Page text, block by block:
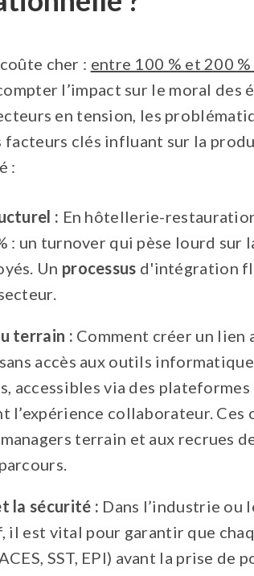
cher : entre 100 % et 200
l’impact sur le moral des
en tension, les
clés influant sur la
:
: En hôtellerie-
: un turnover qui pèse lourd
Un processus d'intégration
terrain : Comment créer un lien
accès aux outils
accessibles via des
l’expérience collaborateur.
terrain et aux recrues
la sécurité : Dans l’industrie ou
est vital pour garantir que
SST, EPI) avant la prise de